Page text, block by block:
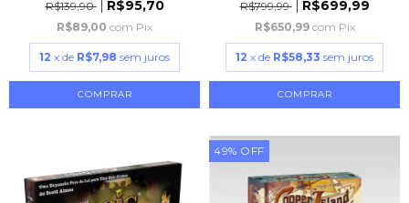
R$139,90 R$95,70
R$89,00 com Pix
12 x de R$7,98 sem juros
R$799,99 R$699,99
R$650,99 com Pix
12 x de R$58,33 sem juros
49% OFF